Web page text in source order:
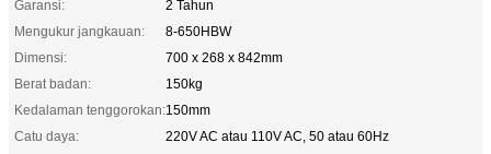
Garansi:
2 Tahun
Mengukur jangkauan:
8-650HBW
Dimensi:
700 x 268 x 842mm
Berat badan:
150kg
Kedalaman tenggorokan:150mm
Catu daya:
220V AC atau 110V AC, 50 atau 60Hz